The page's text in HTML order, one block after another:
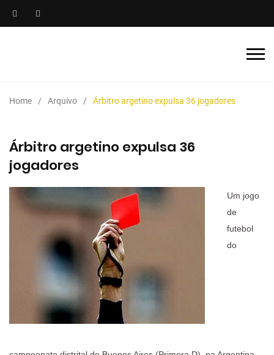
Home Arquivo Árbitro argetino expulsa 36 jogadores
Árbitro argetino expulsa 36
jogadores
Um jogo
de
futebol
do